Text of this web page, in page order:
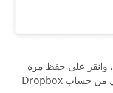
حدد المجلد المفضل لك عبر Dropbox، وانقر على حفظ مرة
أخرى. يمكنك الآن الوصول إلى التسجيل من حساب Dropbox